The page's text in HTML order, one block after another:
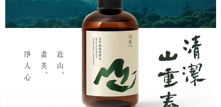
２．關於個人資料處理事宜，請瀏覽以下網址：
https://aftee.tw/terms/#terms3
３．未成年的使用者請事先徵得法定代理人或監護人之同意方可使用
「AFTEE先享後付」，若未經同意申辦者引起之損失，本公司不負相關責
４．使用「AFTEE先享後付」時，將依據個別帳號之用戶狀況，依本公司即
時審查核予不同之上限額度；若仍有額度不足之情形，本公司將視審查結果
請求用戶進行身份認證。
５．嚴禁一人註冊多個帳號或使用他人資訊註冊。若發現惡意使用之情形，
恩沛科技股份有限公司將有權停止該用戶之使用額度並採取法律行動。